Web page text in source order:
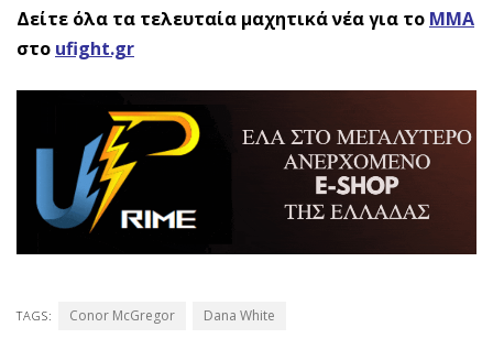
Δείτε όλα τα τελευταία μαχητικά νέα για το ΜΜΑ
στο ufight.gr
TAGS: Conor McGregor Dana White